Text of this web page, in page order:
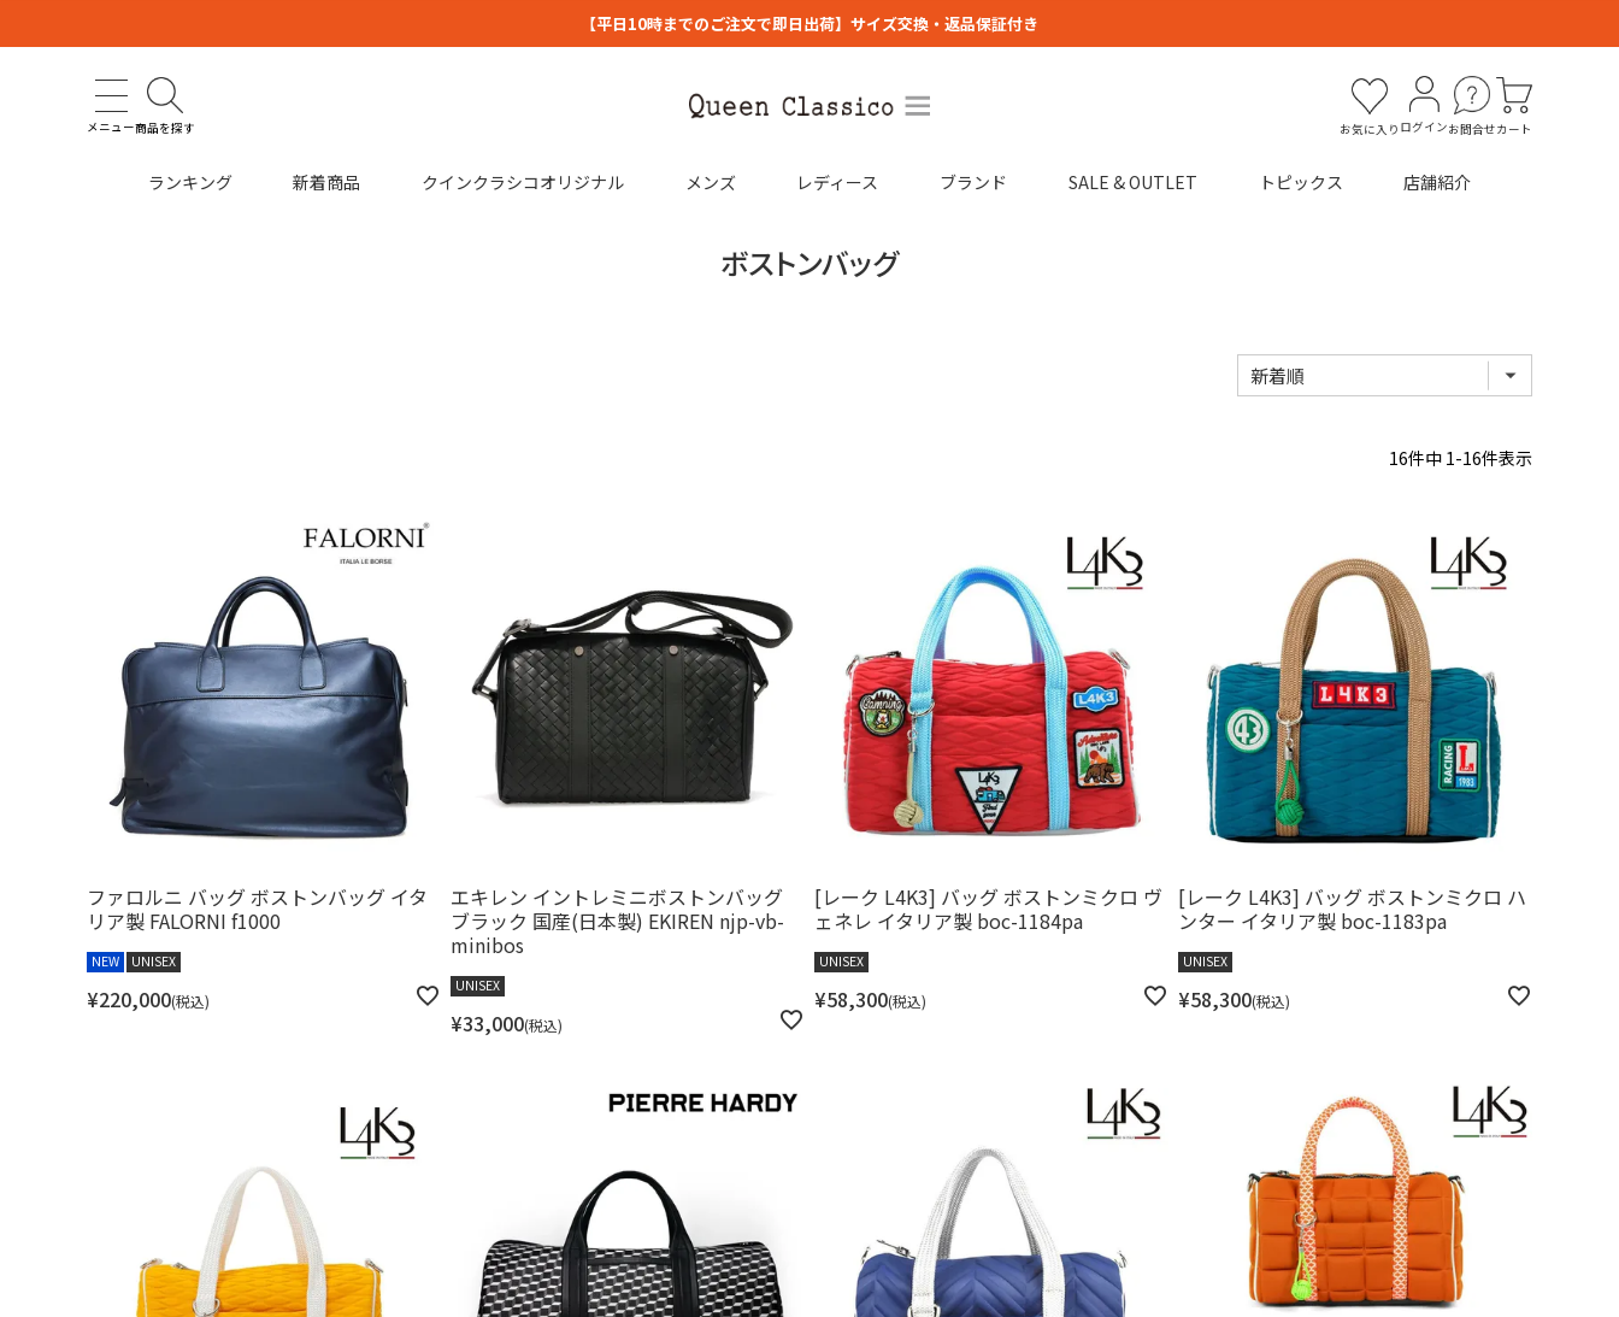
【平日10時までのご注文で即日出荷】サイズ交換・返品保証付き
メニュー商品を探す お気に入り ログインお問合せカート
ランキング 新着商品 クインクラシコオリジナル メンズ レディース ブランド SALE & OUTLET トピックス 店舗紹介
ボストンバッグ
16件中 1-16件表示
ファロルニ バッグ ボストンバッグ イタ
リア製 FALORNI f1000
NEW UNISEX
¥220,000 税込
エキレン イントレミニボストンバッグ
ブラック 国産(日本製) EKIREN njp-vb-
minibos
UNISEX
¥33,000 税込
[レーク L4K3] バッグ ボストンミクロ ヴ
ェネレ イタリア製 boc-1184pa
UNISEX
¥58,300 税込
[レーク L4K3] バッグ ボストンミクロ ハ
ンター イタリア製 boc-1183pa
UNISEX
¥58,300 税込